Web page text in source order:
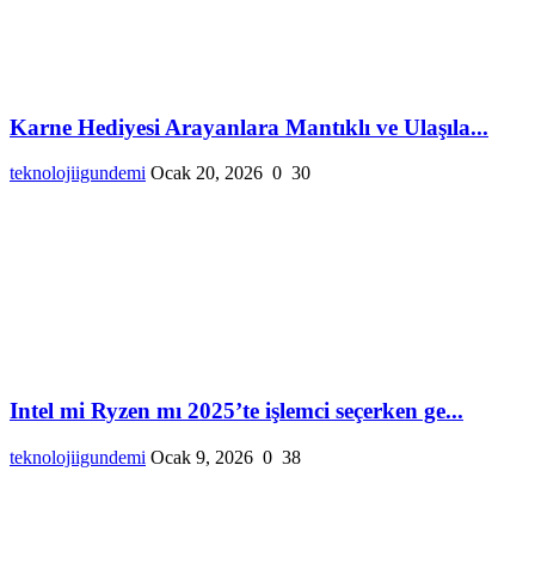
Karne Hediyesi Arayanlara Mantıklı ve Ulaşıla...
teknolojiigundemi Ocak 20, 2026 0 30
Intel mi Ryzen mı 2025’te işlemci seçerken ge...
teknolojiigundemi Ocak 9, 2026 0 38